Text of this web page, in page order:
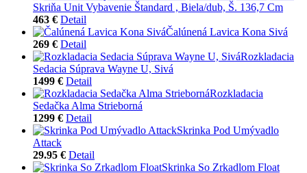
Skriňa Unit Vybavenie Štandard , Biela/dub, Š. 136,7 Cm
463 € Detail
Čalúnená Lavica Kona Sivá
269 € Detail
Rozkladacia
Sedacia Súprava Wayne U, Sivá
1499 € Detail
Rozkladacia
Sedačka Alma Strieborná
1299 € Detail
Skrinka Pod Umývadlo
Attack
29.95 € Detail
Skrinka So Zrkadlom Float